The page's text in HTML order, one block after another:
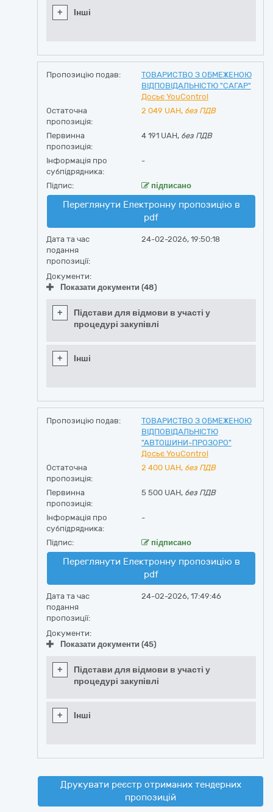
+ Інші
Пропозицію подав:
ТОВАРИСТВО З ОБМЕЖЕНОЮ
ВІДПОВІДАЛЬНІСТЮ "САГАР"
Досьє YouControl
Остаточна
пропозиція:
2 049 UAH, без ПДВ
Первинна
пропозиція:
4 191 UAH, без ПДВ
Інформація про
субпідрядника:
-
Підпис: підписано
Переглянути Електронну пропозицію в
pdf
Дата та час
подання
пропозиції:
24-02-2026, 19:50:18
Документи:
Показати документи (48)
+
Підстави для відмови в участі у
процедурі закупівлі
+ Інші
Пропозицію подав:
ТОВАРИСТВО З ОБМЕЖЕНОЮ
ВІДПОВІДАЛЬНІСТЮ
"АВТОШИНИ-ПРОЗОРО"
Досьє YouControl
Остаточна
пропозиція:
2 400 UAH, без ПДВ
Первинна
пропозиція:
5 500 UAH, без ПДВ
Інформація про
субпідрядника:
-
Підпис: підписано
Переглянути Електронну пропозицію в
pdf
Дата та час
подання
пропозиції:
24-02-2026, 17:49:46
Документи:
Показати документи (45)
+
Підстави для відмови в участі у
процедурі закупівлі
+ Інші
Друкувати реєстр отриманих тендерних
пропозицій